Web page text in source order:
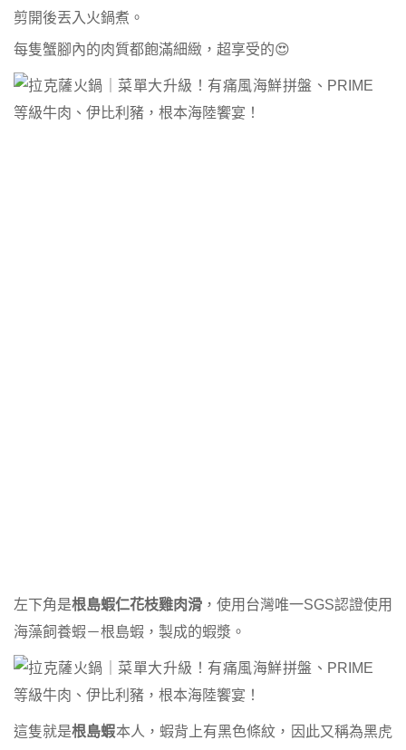
剪開後丟入火鍋煮。
每隻蟹腳內的肉質都飽滿細緻，超享受的😍
左下角是根島蝦仁花枝雞肉滑 ，使用台灣唯一SGS認證使用
海藻飼養蝦－根島蝦，製成的蝦漿。
這隻就是根島蝦本人，蝦背上有黑色條紋，因此又稱為黑虎